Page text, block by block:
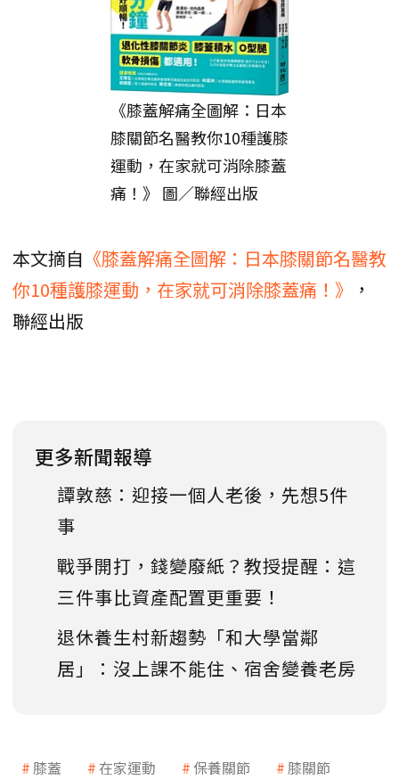
《膝蓋解痛全圖解：日本
膝關節名醫教你10種護膝
運動，在家就可消除膝蓋
痛！》 圖／聯經出版
本文摘自 《膝蓋解痛全圖解：日本膝關節名醫教
你10種護膝運動，在家就可消除膝蓋痛！》
，
聯經出版
更多新聞報導
譚敦慈：迎接一個人老後，先想5件
事
戰爭開打，錢變廢紙？教授提醒：這
三件事比資產配置更重要！
退休養生村新趨勢「和大學當鄰
居」：沒上課不能住、宿舍變養老房
膝蓋 在家運動 保養關節 膝關節